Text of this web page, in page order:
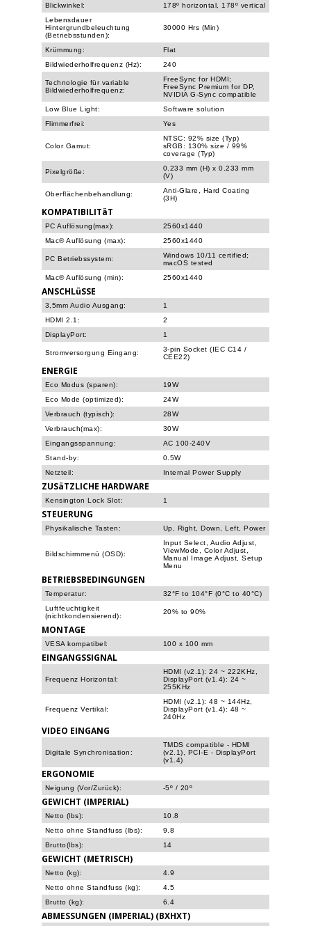
Blickwinkel:
178º horizontal, 178º vertical
Lebensdauer
Hintergrundbeleuchtung
(Betriebsstunden):
30000 Hrs (Min)
Krümmung:
Flat
Bildwiederholfrequenz (Hz):
240
Technologie für variable
Bildwiederholfrequenz:
FreeSync for HDMI;
FreeSync Premium for DP,
NVIDIA G-Sync compatible
Low Blue Light:
Software solution
Flimmerfrei:
Yes
Color Gamut:
NTSC: 92% size (Typ)
sRGB: 130% size / 99%
coverage (Typ)
Pixelgröße:
0.233 mm (H) x 0.233 mm
(V)
Oberflächenbehandlung:
Anti-Glare, Hard Coating
(3H)
KOMPATIBILITäT
PC Auflösung(max):
2560x1440
Mac® Auflösung (max):
2560x1440
PC Betriebssystem:
Windows 10/11 certified;
macOS tested
Mac® Auflösung (min):
2560x1440
ANSCHLüSSE
3,5mm Audio Ausgang:
1
HDMI 2.1:
2
DisplayPort:
1
Stromversorgung Eingang:
3-pin Socket (IEC C14 /
CEE22)
ENERGIE
Eco Modus (sparen):
19W
Eco Mode (optimized):
24W
Verbrauch (typisch):
28W
Verbrauch(max):
30W
Eingangsspannung:
AC 100-240V
Stand-by:
0.5W
Netzteil:
Internal Power Supply
ZUSäTZLICHE HARDWARE
Kensington Lock Slot: 1
STEUERUNG
Physikalische Tasten: Up, Right, Down, Left, Power
Bildschirmmenü (OSD):
Input Select, Audio Adjust,
ViewMode, Color Adjust,
Manual Image Adjust, Setup
Menu
BETRIEBSBEDINGUNGEN
Temperatur:
32°F to 104°F (0°C to 40°C)
Luftfeuchtigkeit
(nichtkondensierend):
20% to 90%
MONTAGE
VESA kompatibel: 100 x 100 mm
EINGANGSSIGNAL
Frequenz Horizontal:
HDMI (v2.1): 24 ~ 222KHz,
DisplayPort (v1.4): 24 ~
255KHz
Frequenz Vertikal:
HDMI (v2.1): 48 ~ 144Hz,
DisplayPort (v1.4): 48 ~
240Hz
VIDEO EINGANG
Digitale Synchronisation:
TMDS compatible - HDMI
(v2.1), PCI-E - DisplayPort
(v1.4)
ERGONOMIE
Neigung (Vor/Zurück): -5º / 20º
GEWICHT (IMPERIAL)
Netto (lbs):
10.8
Netto ohne Standfuss (lbs):
9.8
Brutto(lbs):
14
GEWICHT (METRISCH)
Netto (kg):
4.9
Netto ohne Standfuss (kg):
4.5
Brutto (kg):
6.4
ABMESSUNGEN (IMPERIAL) (BXHXT)